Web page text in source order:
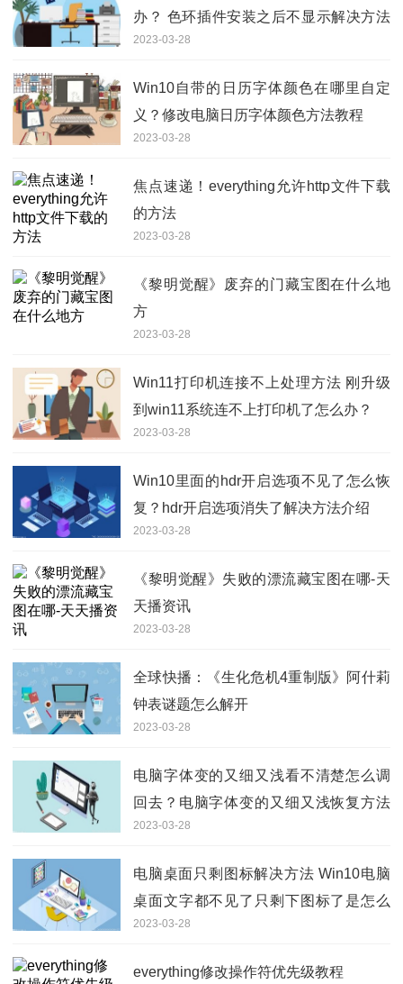
办？ 色环插件安装之后不显示解决方法
介绍
2023-03-28
Win10自带的日历字体颜色在哪里自定
义？修改电脑日历字体颜色方法教程
2023-03-28
焦点速递！everything允许http文件下载
的方法
2023-03-28
《黎明觉醒》废弃的门藏宝图在什么地
方
2023-03-28
Win11打印机连接不上处理方法 刚升级
到win11系统连不上打印机了怎么办？
2023-03-28
Win10里面的hdr开启选项不见了怎么恢
复？hdr开启选项消失了解决方法介绍
2023-03-28
《黎明觉醒》失败的漂流藏宝图在哪-天
天播资讯
2023-03-28
全球快播：《生化危机4重制版》阿什莉
钟表谜题怎么解开
2023-03-28
电脑字体变的又细又浅看不清楚怎么调
回去？电脑字体变的又细又浅恢复方法
介绍
2023-03-28
电脑桌面只剩图标解决方法 Win10电脑
桌面文字都不见了只剩下图标了是怎么
回事？
2023-03-28
everything修改操作符优先级教程